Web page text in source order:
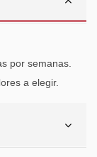
por semanas.
a elegir.